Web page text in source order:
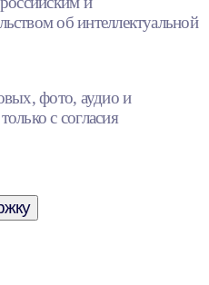
об интеллектуальной
фото, аудио и
с согласия